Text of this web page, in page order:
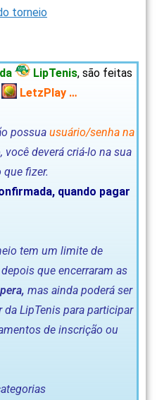
torneio
LipTenis, são feitas
LetzPlay …
possua usuário/senha na
deverá criá-lo na sua
fizer.
quando pagar
tem um limite de
que encerraram as
mas ainda poderá ser
LipTenis para participar
de inscrição ou